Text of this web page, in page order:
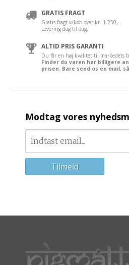
GRATIS FRAGT
Gratis fragt v/køb over kr. 1.250,-
Levering dag til dag.
ALTID PRIS GARANTI
Du får en høj kvalitet til markedets
Finder du varen her billigere
prisen. Bare send os en mail,
Modtag vores